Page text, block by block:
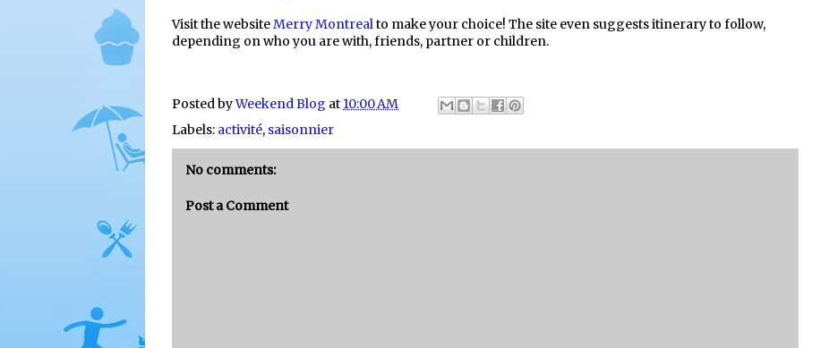
Visit the websiteMerry Montrealto make your choice! The site even suggests itinerary to follow,
depending on who you are with, friends, partner or children.
Posted byWeekend Blog at 10:00 AM
Labels: activité, saisonnier
No comments:
Post a Comment